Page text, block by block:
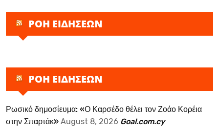
ΡΟΗ ΕΙΔΗΣΕΩΝ
ΡΟΗ ΕΙΔΗΣΕΩΝ
Ρωσικό δημοσίευμα: «Ο Καρσέδο θέλει τον Ζοάο Κορέια
στην Σπαρτάκ» August 8, 2026 Goal.com.cy